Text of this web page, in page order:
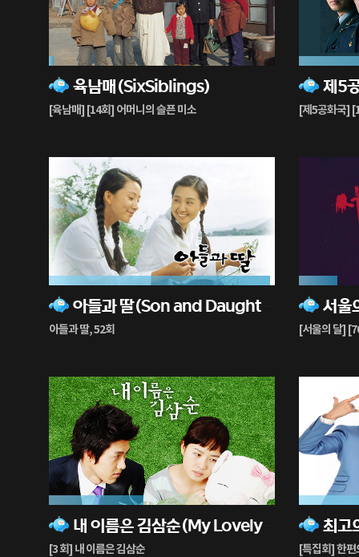
육남매(SixSiblings)
[육남매] [14회] 어머니의 슬픈 미소
2%
재
생
제5
[제5공화국]
70%
재
생
아들과 딸, 52회
98%
재
생
[서울의 달]
17%
재
생
[3 회] 내 이름은 김삼순
42%
재
생
최고
[특집회] 한편
99%
재
생